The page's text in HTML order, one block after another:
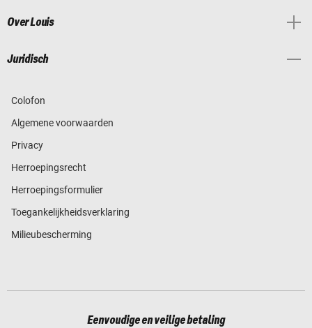
Over Louis
Juridisch
Colofon
Algemene voorwaarden
Privacy
Herroepingsrecht
Herroepingsformulier
Toegankelijkheidsverklaring
Milieubescherming
Eenvoudige en veilige betaling